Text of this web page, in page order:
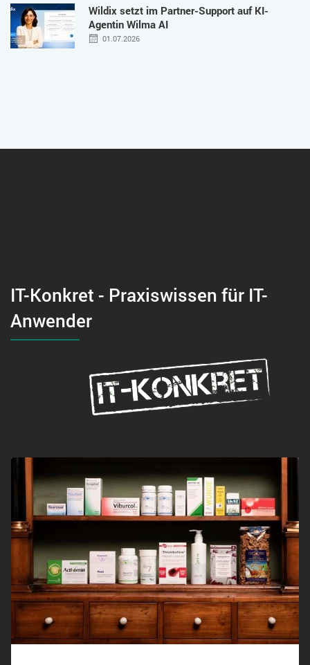
Wildix setzt im Partner-Support auf KI-
Agentin Wilma AI
01.07.2026
IT-Konkret - Praxiswissen für IT-
Anwender